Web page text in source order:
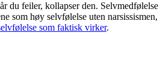
du feiler, kollapser den.
høy selvfølelse uten
som faktisk virker.